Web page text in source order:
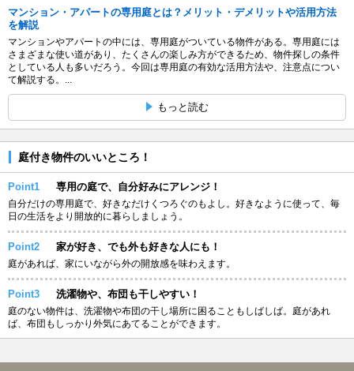
マンション・アパートの専用庭とは？メリット・デメリットや活用方法
を解説
マンションやアパートの中には、専用庭がついている物件がある。専用庭には
さまざまな使い道があり、たくさんの楽しみ方ができるため、物件探しの条件
としている人も多いだろう。今回は専用庭の有効な活用方法や、注意点につい
て解説する。...
もっと読む
庭付き物件のいいところ！
Point1 専用の庭で、自分好みにアレンジ！
自分だけの専用庭で、好きなだけくつろぐのもよし。好きなように使って、毎
日の生活をより開放的に暮らしましょう。
Point2 家が好き、でも外も好きな人にも！
庭があれば、家にいながら外の開放感を味わえます。
Point3 洗濯物や、布団も干しやすい！
庭のない物件は、洗濯物や布団の干し場所に困ることもしばしば。庭があれ
ば、布団もしっかり外気にあてることができます。